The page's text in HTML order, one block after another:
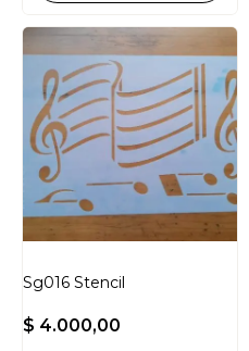
Sg016 Stencil
$ 4.000,00